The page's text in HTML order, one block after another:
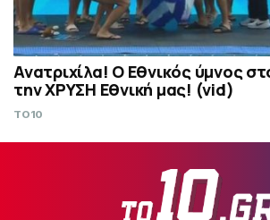
Ανατριχίλα! Ο Εθνικός ύμνος
την ΧΡΥΣΗ Εθνική μας! (vid)
TO10